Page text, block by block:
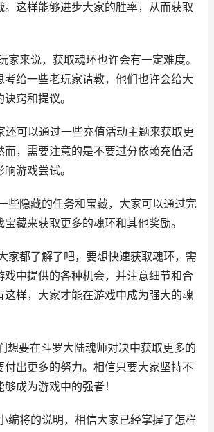
。这样能够进步大家的胜率，从而获取
家来说，获取魂环也许会有一定难度。
考给一些老玩家请教，他们也许会给大
窍和提议。
还可以通过一些充值活动主题来获取更
而，需要注意的是不要过分依赖充值活
游戏尝试。
些隐藏的任务和宝藏，大家可以通过完
藏来获取更多的魂环和其他奖励。
家都了解了吧，要想快速获取魂环，需
戏中提供的各种机会，并注意细节和合
这样，大家才能在游戏中成为强大的魂
想要在斗罗大陆魂师对决中获取更多的
付出更多的努力。相信只要大家坚持不
成为游戏中的强者！
编将的说明，相信大家已经掌握了怎样